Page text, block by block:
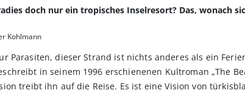
doch nur ein tropisches Inselresort? Das, wonach
Kohlmann
Parasiten, dieser Strand ist nichts anderes als ein
in seinem 1996 erschienenen Kultroman „The
treibt ihn auf die Reise. Es ist eine Vision von